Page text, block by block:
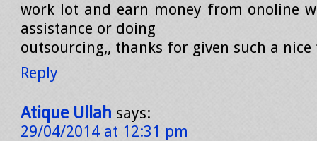
work lot and earn money from onoline
assistance or doing
outsourcing,, thanks for given such a
Reply
Atique Ullah says:
29/04/2014 at 12:31 pm